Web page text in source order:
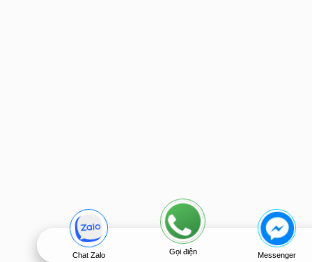
Chat Zalo Gọi điện Messenger